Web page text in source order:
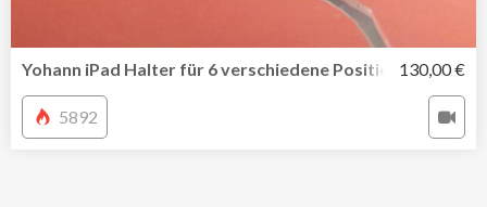
Yohann iPad Halter für 6 verschiedene Positionen130,00 €
5892